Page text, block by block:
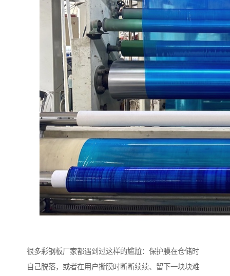
很多彩钢板厂家都遇到过这样的尴尬：保护膜在仓储时
自己脱落，或者在用户撕膜时断断续续、留下一块块难